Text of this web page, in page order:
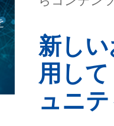
新し
用し
ュニ